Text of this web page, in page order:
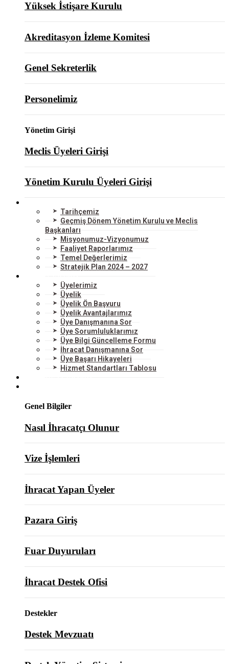
Yüksek İstişare Kurulu
Akreditasyon İzleme Komitesi
Genel Sekreterlik
Personelimiz
Yönetim Girişi
Meclis Üyeleri Girişi
Yönetim Kurulu Üyeleri Girişi
Tarihçemiz
Geçmiş Dönem Yönetim Kurulu ve Meclis
Başkanları
Misyonumuz-Vizyonumuz
Faaliyet Raporlarımız
Temel Değerlerimiz
Stratejik Plan 2024 – 2027
Üyelerimiz
Üyelik
Üyelik Ön Başvuru
Üyelik Avantajlarımız
Üye Danışmanına Sor
Üye Sorumluluklarımız
Üye Bilgi Güncelleme Formu
İhracat Danışmanına Sor
Üye Başarı Hikayeleri
Hizmet Standartları Tablosu
Genel Bilgiler
Nasıl İhracatçı Olunur
Vize İşlemleri
İhracat Yapan Üyeler
Pazara Giriş
Fuar Duyuruları
İhracat Destek Ofisi
Destekler
Destek Mevzuatı